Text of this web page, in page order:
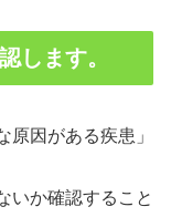
します。
因がある疾患」
いか確認すること